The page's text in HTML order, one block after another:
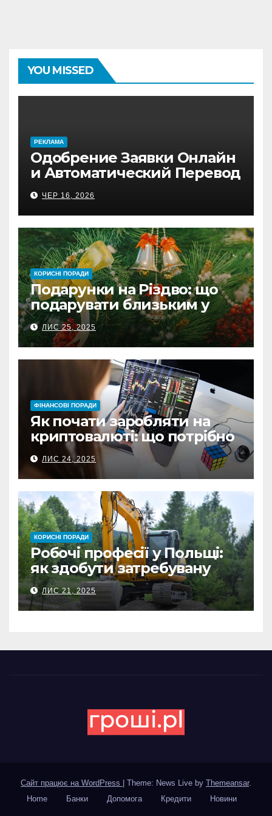
YOU MISSED
PЕКЛАМА
Одобрение Заявки Онлайн
и Автоматический Перевод
на Банковский Счёт.
Проверь
ЧЕР 16, 2026
КОРИСНІ ПОРАДИ
Подарунки на Різдво: що
подарувати близьким у
Польщі
ЛИС 25, 2025
ФІНАНСОВІ ПОРАДИ
Як почати заробляти на
криптовалюті: що потрібно
знати перед першою
інвестицією
ЛИС 24, 2025
КОРИСНІ ПОРАДИ
Робочі професії у Польщі:
як здобути затребувану
спеціальність та заробляти
гідні гроші
ЛИС 21, 2025
Сайт працює на WordPress | Theme: News Live by Themeansar.
Home
Банки Допомога Кредити Новини